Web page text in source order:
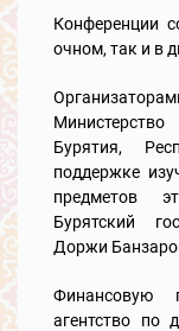
Конференции
очном, так и в
Бурятия,
поддержке
предметов
Бурятский
Доржи
Финансовую
агентство по